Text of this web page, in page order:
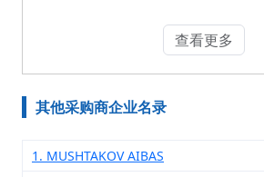
查看更多
其他采购商企业名录
1. MUSHTAKOV AIBAS